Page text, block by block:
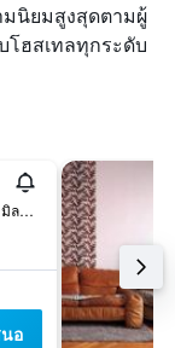
มนิยมสูงสุดตามผู้
ฮสเทลทุกระดับ
Via Roberto Lepetit 33, มิลาน, มิลาน, อิตาลี
อ